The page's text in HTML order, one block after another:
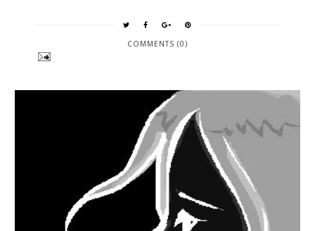
COMMENTS (0)